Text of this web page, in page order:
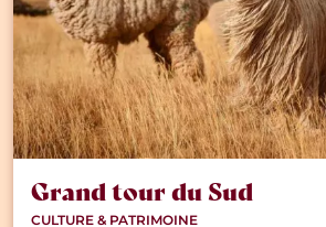
Grand tour du Sud
CULTURE & PATRIMOINE